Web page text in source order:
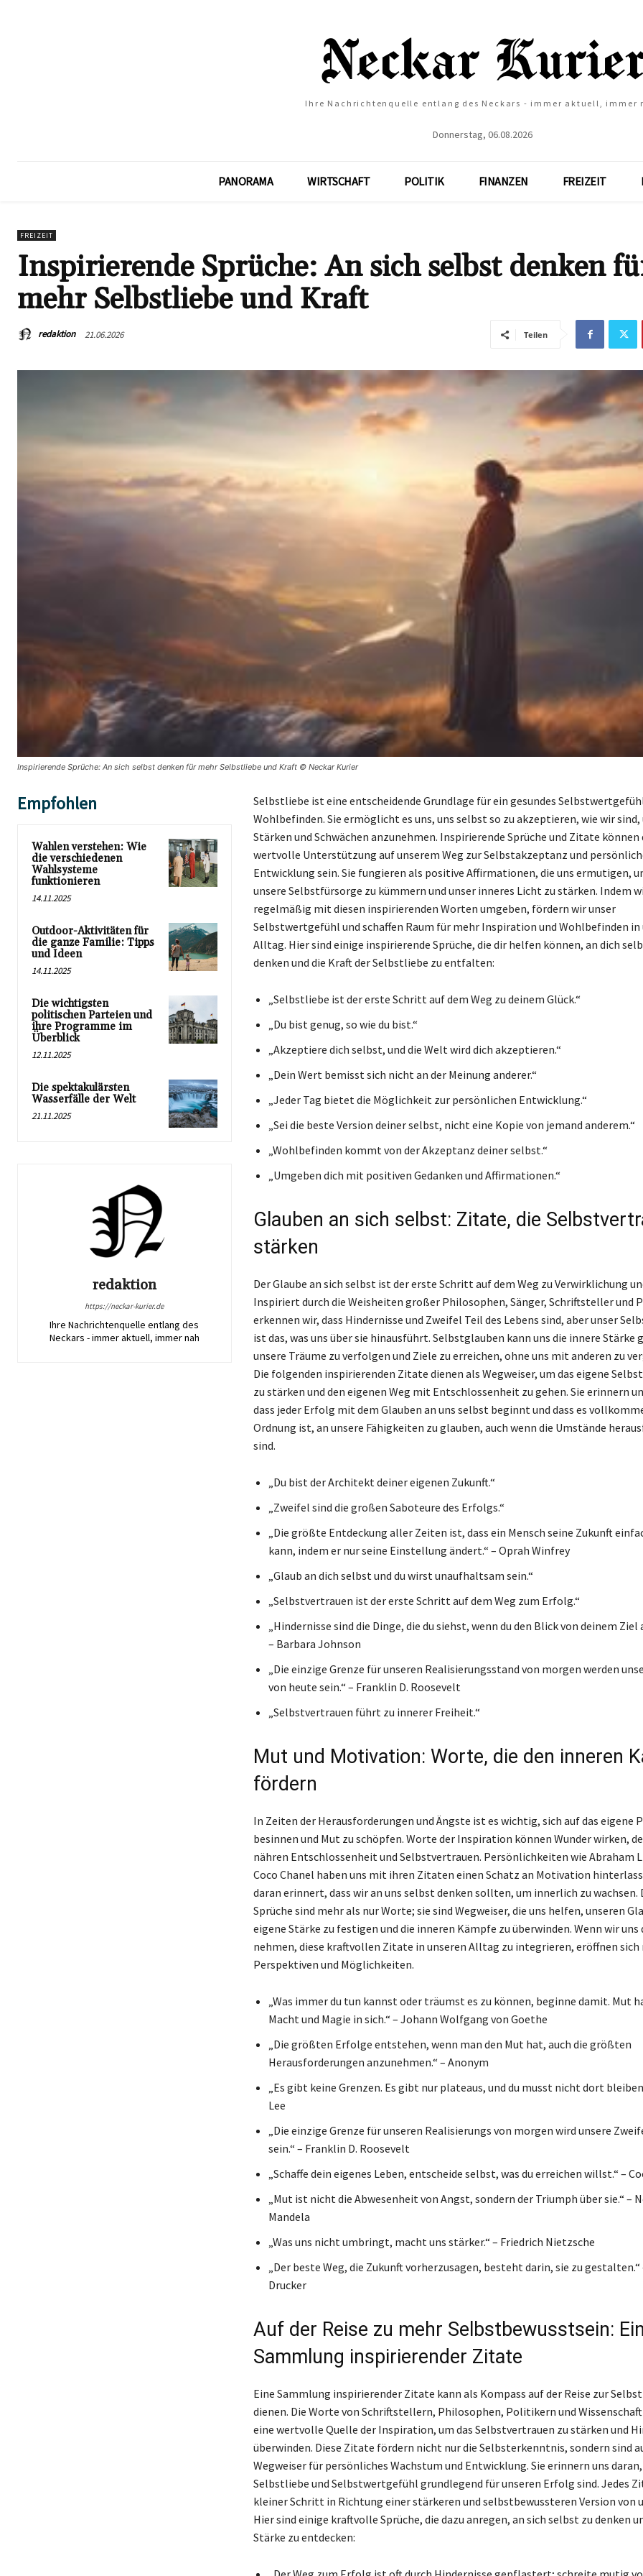
Ihre Nachrichtenquelle entlang des Neckars - immer aktuell, immer
Donnerstag, 06.08.2026
PANORAMA WIRTSCHAFT POLITIK FINANZEN FREIZEIT
FREIZEIT
Inspirierende Sprüche: An sich selbst denken
mehr Selbstliebe und Kraft
redaktion 21.06.2026 Teilen
Inspirierende Sprüche: An sich selbst denken für mehr Selbstliebe und Kraft © Neckar Kurier
Empfohlen
Wahlen verstehen: Wie
die verschiedenen
Wahlsysteme
funktionieren
14.11.2025
Outdoor-Aktivitäten für
die ganze Familie: Tipps
und Ideen
14.11.2025
Die wichtigsten
politischen Parteien und
ihre Programme im
Überblick
12.11.2025
Die spektakulärsten
Wasserfälle der Welt
21.11.2025
redaktion
https://neckar-kurier.de
Ihre Nachrichtenquelle entlang des
Neckars - immer aktuell, immer nah
Selbstliebe ist eine entscheidende Grundlage für ein gesundes
Wohlbefinden. Sie ermöglicht es uns, uns selbst so zu akzeptieren, wie wir sind,
Stärken und Schwächen anzunehmen. Inspirierende Sprüche und Zitate können
wertvolle Unterstützung auf unserem Weg zur Selbstakzeptanz und
Entwicklung sein. Sie fungieren als positive Affirmationen, die uns ermutigen,
unsere Selbstfürsorge zu kümmern und unser inneres Licht zu stärken. Indem
regelmäßig mit diesen inspirierenden Worten umgeben, fördern wir unser
Selbstwertgefühl und schaffen Raum für mehr Inspiration und Wohlbefinden in
Alltag. Hier sind einige inspirierende Sprüche, die dir helfen können, an dich
denken und die Kraft der Selbstliebe zu entfalten:
„Selbstliebe ist der erste Schritt auf dem Weg zu deinem Glück.“
„Du bist genug, so wie du bist.“
„Akzeptiere dich selbst, und die Welt wird dich akzeptieren.“
„Dein Wert bemisst sich nicht an der Meinung anderer.“
„Jeder Tag bietet die Möglichkeit zur persönlichen Entwicklung.“
„Sei die beste Version deiner selbst, nicht eine Kopie von jemand anderem.“
„Wohlbefinden kommt von der Akzeptanz deiner selbst.“
„Umgeben dich mit positiven Gedanken und Affirmationen.“
Glauben an sich selbst: Zitate, die
stärken
Der Glaube an sich selbst ist der erste Schritt auf dem Weg zu Verwirklichung
Inspiriert durch die Weisheiten großer Philosophen, Sänger, Schriftsteller und
erkennen wir, dass Hindernisse und Zweifel Teil des Lebens sind, aber unser
ist das, was uns über sie hinausführt. Selbstglauben kann uns die innere Stärke
unsere Träume zu verfolgen und Ziele zu erreichen, ohne uns mit anderen zu
Die folgenden inspirierenden Zitate dienen als Wegweiser, um das eigene
zu stärken und den eigenen Weg mit Entschlossenheit zu gehen. Sie erinnern
dass jeder Erfolg mit dem Glauben an uns selbst beginnt und dass es
Ordnung ist, an unsere Fähigkeiten zu glauben, auch wenn die Umstände
sind.
„Du bist der Architekt deiner eigenen Zukunft.“
„Zweifel sind die großen Saboteure des Erfolgs.“
„Die größte Entdeckung aller Zeiten ist, dass ein Mensch seine Zukunft
kann, indem er nur seine Einstellung ändert.“ – Oprah Winfrey
„Glaub an dich selbst und du wirst unaufhaltsam sein.“
„Selbstvertrauen ist der erste Schritt auf dem Weg zum Erfolg.“
„Hindernisse sind die Dinge, die du siehst, wenn du den Blick von deinem Ziel
– Barbara Johnson
„Die einzige Grenze für unseren Realisierungsstand von morgen werden
von heute sein.“ – Franklin D. Roosevelt
„Selbstvertrauen führt zu innerer Freiheit.“
Mut und Motivation: Worte, die den inneren
fördern
In Zeiten der Herausforderungen und Ängste ist es wichtig, sich auf das eigene
besinnen und Mut zu schöpfen. Worte der Inspiration können Wunder wirken,
nähren Entschlossenheit und Selbstvertrauen. Persönlichkeiten wie Abraham
Coco Chanel haben uns mit ihren Zitaten einen Schatz an Motivation
daran erinnert, dass wir an uns selbst denken sollten, um innerlich zu wachsen.
Sprüche sind mehr als nur Worte; sie sind Wegweiser, die uns helfen, unseren
eigene Stärke zu festigen und die inneren Kämpfe zu überwinden. Wenn wir uns
nehmen, diese kraftvollen Zitate in unseren Alltag zu integrieren, eröffnen sich
Perspektiven und Möglichkeiten.
„Was immer du tun kannst oder träumst es zu können, beginne damit. Mut
Macht und Magie in sich.“ – Johann Wolfgang von Goethe
„Die größten Erfolge entstehen, wenn man den Mut hat, auch die größten
Herausforderungen anzunehmen.“ – Anonym
„Es gibt keine Grenzen. Es gibt nur plateaus, und du musst nicht dort
Lee
„Die einzige Grenze für unseren Realisierungs von morgen wird unsere
sein.“ – Franklin D. Roosevelt
„Schaffe dein eigenes Leben, entscheide selbst, was du erreichen willst.“ –
„Mut ist nicht die Abwesenheit von Angst, sondern der Triumph über sie.“ –
Mandela
„Was uns nicht umbringt, macht uns stärker.“ – Friedrich Nietzsche
„Der beste Weg, die Zukunft vorherzusagen, besteht darin, sie zu
Drucker
Auf der Reise zu mehr Selbstbewusstsein:
Sammlung inspirierender Zitate
Eine Sammlung inspirierender Zitate kann als Kompass auf der Reise zur
dienen. Die Worte von Schriftstellern, Philosophen, Politikern und
eine wertvolle Quelle der Inspiration, um das Selbstvertrauen zu stärken und
überwinden. Diese Zitate fördern nicht nur die Selbsterkenntnis, sondern sind
Wegweiser für persönliches Wachstum und Entwicklung. Sie erinnern uns daran,
Selbstliebe und Selbstwertgefühl grundlegend für unseren Erfolg sind. Jedes
kleiner Schritt in Richtung einer stärkeren und selbstbewussteren Version von
Hier sind einige kraftvolle Sprüche, die dazu anregen, an sich selbst zu denken
Stärke zu entdecken: